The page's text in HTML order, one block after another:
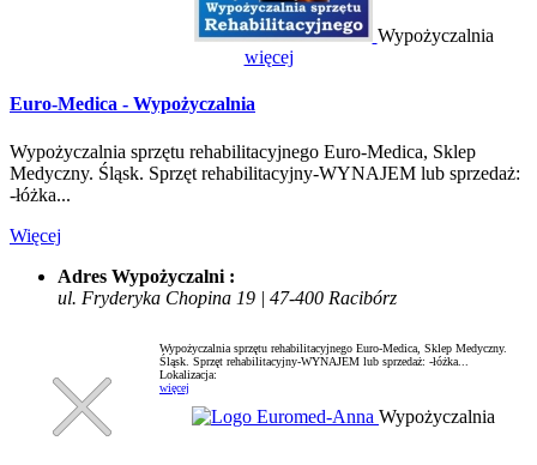
Wypożyczalnia
więcej
Euro-Medica - Wypożyczalnia
Wypożyczalnia sprzętu rehabilitacyjnego Euro-Medica, Sklep
Medyczny. Śląsk. Sprzęt rehabilitacyjny-WYNAJEM lub sprzedaż:
-łóżka...
Więcej
Adres Wypożyczalni :
ul. Fryderyka Chopina 19 | 47-400 Racibórz
Wypożyczalnia sprzętu rehabilitacyjnego Euro-Medica, Sklep Medyczny.
Śląsk. Sprzęt rehabilitacyjny-WYNAJEM lub sprzedaż: -łóżka...
Lokalizacja:
więcej
Wypożyczalnia